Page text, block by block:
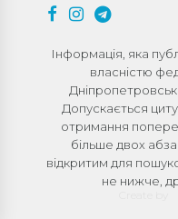
Інформація, яка
власністю
Допускається
отримання
більше двох
відкритим для
не нижче,